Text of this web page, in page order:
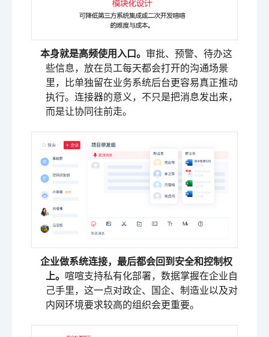
本身就是高频使用入口。 审批、预警、待办这
些信息，放在员工每天都会打开的沟通场景
里，比单独留在业务系统后台更容易真正推动
执行。连接器的意义，不只是把消息发出来，
而是让协同往前走。
企业做系统连接，最后都会回到安全和控制权
上。 喧喧支持私有化部署，数据掌握在企业自
己手里，这一点对政企、国企、制造业以及对
内网环境要求较高的组织会更重要。